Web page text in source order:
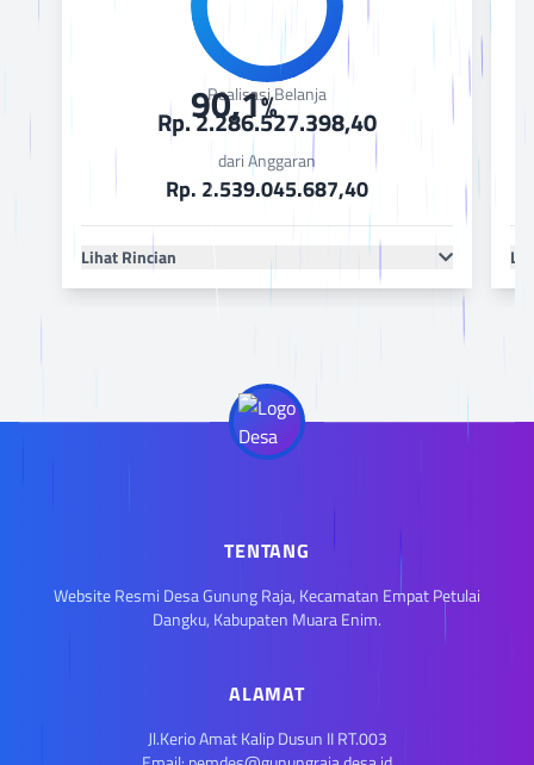
90,1%
Realisasi Belanja
Rp. 2.286.527.398,40
dari Anggaran
Rp. 2.539.045.687,40
Lihat Rincian
TENTANG
Website Resmi Desa Gunung Raja, Kecamatan Empat Petulai
Dangku, Kabupaten Muara Enim.
ALAMAT
Jl.Kerio Amat Kalip Dusun II RT.003